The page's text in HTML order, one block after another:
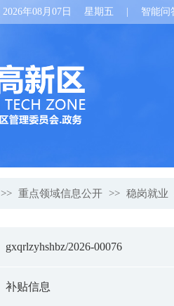
2026年08月07日 星期五 智能问
>> 重点领域信息公开 >> 稳岗就业
gxqrlzyhshbz/2026-00076
补贴信息